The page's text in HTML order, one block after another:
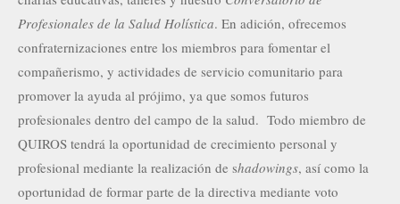
Profesionales de la Salud Holística. En adición, ofrecemos
confraternizaciones entre los miembros para fomentar el
compañerismo, y actividades de servicio comunitario para
promover la ayuda al prójimo, ya que somos futuros
profesionales dentro del campo de la salud. Todo miembro de
QUIROS tendrá la oportunidad de crecimiento personal y
profesional mediante la realización de shadowings, así como la
oportunidad de formar parte de la directiva mediante voto